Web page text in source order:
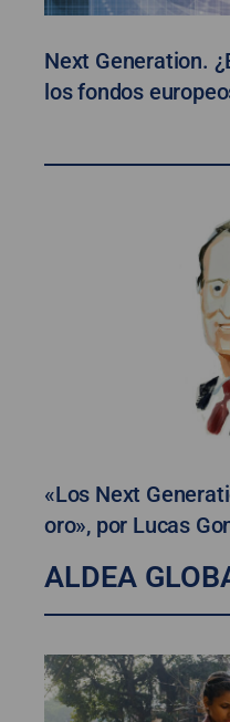
Next Generation.
los fondos
«Los Next
oro», por Lucas
ALDEA